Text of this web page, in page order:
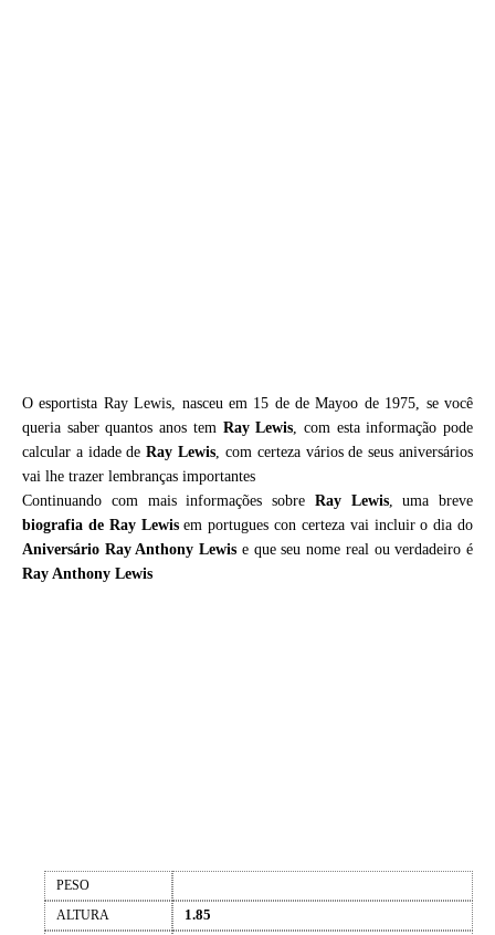
O esportista Ray Lewis, nasceu em 15 de de Mayoo de 1975, se você
queria saber quantos anos tem Ray Lewis, com esta informação pode
calcular a idade deRay Lewis, com certeza vários de seus aniversários
vai lhe trazer lembranças importantes
Continuando com mais informações sobre Ray Lewis, uma breve
biografia de Ray Lewisem portugues con certeza vai incluir o dia do
Aniversário Ray Anthony Lewis e que seu nome real ou verdadeiro é
Ray Anthony Lewis
PESO
ALTURA
1.85